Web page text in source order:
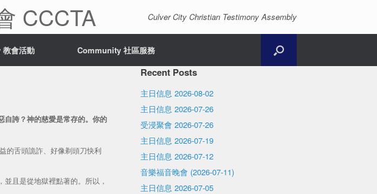
CCCTA Culver City Christian Testimony Assembly
會活動 Community 社區服務
自誇？神的慈愛是常存的。你的
的舌頭詭詐、好像剃頭刀快利
且是從地獄裡點著的。所以，
Recent Posts
主日信息 2026-08-02
主日信息 2026-07-26
受浸聚會 2026-07-26
主日信息 2026-07-19
主日信息 2026-07-12
音樂福音晚會 (2026-07-11)
主日信息 2026-07-05